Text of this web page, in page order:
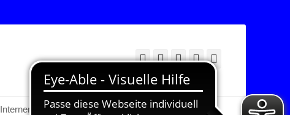
Facebook
Twitter
E- YouTube
Interner Bereich
Suchen